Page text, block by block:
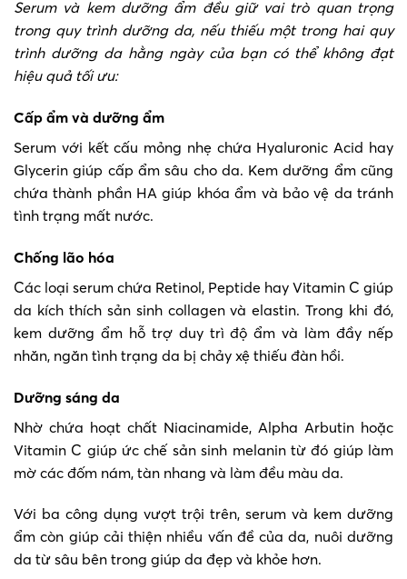
Serum và kem dưỡng ẩm đều giữ vai trò quan trọng
trong quy trình dưỡng da, nếu thiếu một trong hai quy
trình dưỡng da hằng ngày của bạn có thể không đạt
hiệu quả tối ưu:
Cấp ẩm và dưỡng ẩm
Serum với kết cấu mỏng nhẹ chứa Hyaluronic Acid hay
Glycerin giúp cấp ẩm sâu cho da. Kem dưỡng ẩm cũng
chứa thành phần HA giúp khóa ẩm và bảo vệ da tránh
tình trạng mất nước.
Chống lão hóa
Các loại serum chứa Retinol, Peptide hay Vitamin C giúp
da kích thích sản sinh collagen và elastin. Trong khi đó,
kem dưỡng ẩm hỗ trợ duy trì độ ẩm và làm đầy nếp
nhăn, ngăn tình trạng da bị chảy xệ thiếu đàn hồi.
Dưỡng sáng da
Nhờ chứa hoạt chất Niacinamide, Alpha Arbutin hoặc
Vitamin C giúp ức chế sản sinh melanin từ đó giúp làm
mờ các đốm nám, tàn nhang và làm đều màu da.
Với ba công dụng vượt trội trên, serum và kem dưỡng
ẩm còn giúp cải thiện nhiều vấn đề của da, nuôi dưỡng
da từ sâu bên trong giúp da đẹp và khỏe hơn.